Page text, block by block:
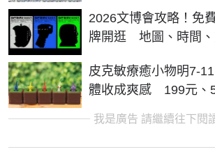
2026文博會攻略！免
牌開逛 地圖、時間
皮克敏療癒小物明7-
體收成爽感 199元、
我是廣告 請繼續往下閱